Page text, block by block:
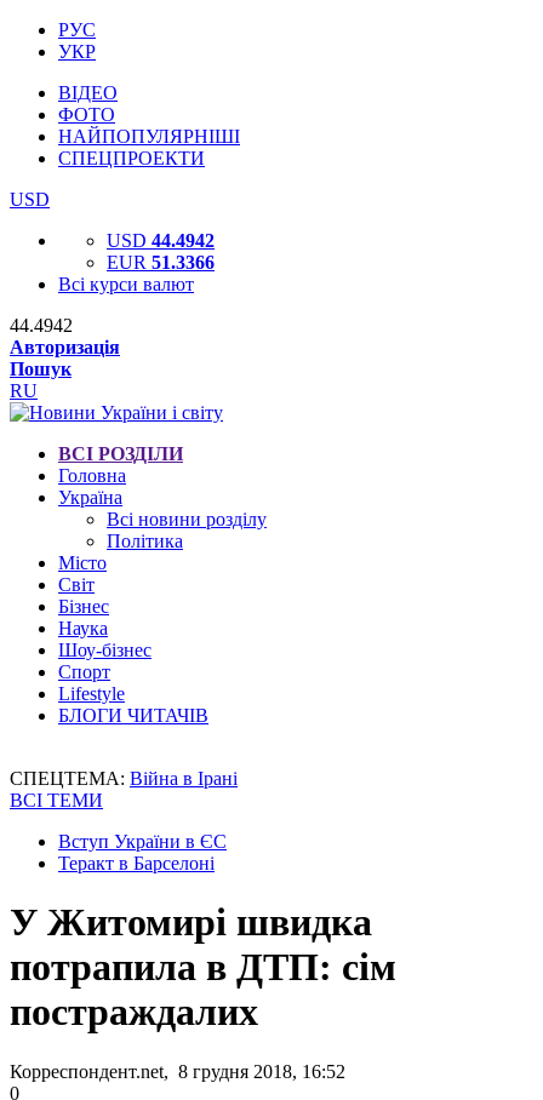
РУС
УКР
ВІДЕО
ФОТО
НАЙПОПУЛЯРНІШІ
СПЕЦПРОЕКТИ
USD
USD 44.4942
EUR 51.3366
Всі курси валют
44.4942
Авторизація
Пошук
RU
ВСІ РОЗДІЛИ
Головна
Україна
Всі новини розділу
Політика
Місто
Світ
Бізнес
Наука
Шоу-бізнес
Спорт
Lifestyle
БЛОГИ ЧИТАЧІВ
СПЕЦТЕМА: Війна в Ірані
ВСІ ТЕМИ
Вступ України в ЄС
Теракт в Барселоні
У Житомирі швидка
потрапила в ДТП: сім
постраждалих
Корреспондент.net, 8 грудня 2018, 16:52
0